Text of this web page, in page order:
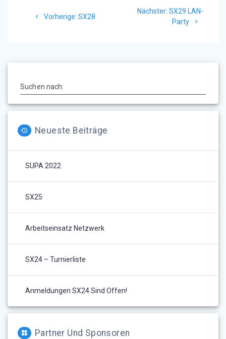
Vorherige: Vorheriger
SX28
Nächster: Nächster
Beitrag:
SX29 LAN-
Party
Suchen nach:
Neueste Beiträge
SUPA 2022
SX25
Arbeitseinsatz Netzwerk
SX24 – Turnierliste
Anmeldungen SX24 Sind Offen!
Partner Und Sponsoren